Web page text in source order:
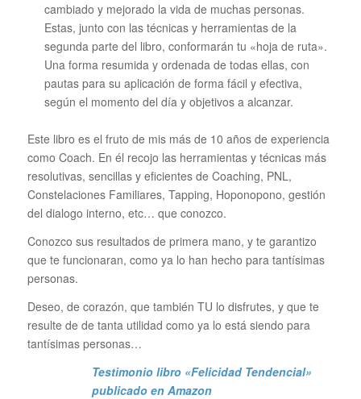
cambiado y mejorado la vida de muchas personas.
Estas, junto con las técnicas y herramientas de la
segunda parte del libro, conformarán tu «hoja de ruta».
Una forma resumida y ordenada de todas ellas, con
pautas para su aplicación de forma fácil y efectiva,
según el momento del día y objetivos a alcanzar.
Este libro es el fruto de mis más de 10 años de experiencia
como Coach. En él recojo las herramientas y técnicas más
resolutivas, sencillas y eficientes de Coaching, PNL,
Constelaciones Familiares, Tapping, Hoponopono, gestión
del dialogo interno, etc… que conozco.
Conozco sus resultados de primera mano, y te garantizo
que te funcionaran, como ya lo han hecho para tantísimas
personas.
Deseo, de corazón, que también TU lo disfrutes, y que te
resulte de de tanta utilidad como ya lo está siendo para
tantísimas personas…
Testimonio libro «Felicidad Tendencial»
publicado en Amazon